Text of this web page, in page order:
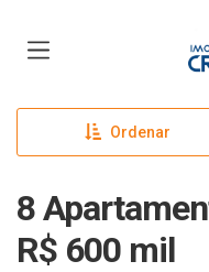
Ordenar
8
R$ 600 mil